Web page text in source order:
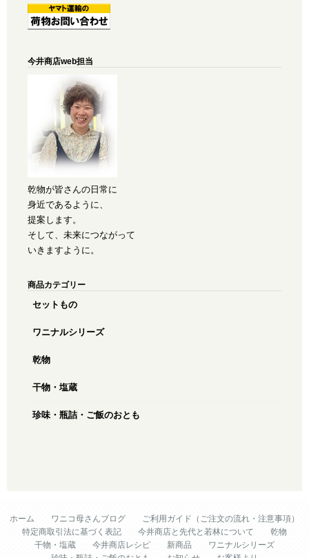
今井商店web担当
乾物が皆さんの日常に
身近であるように、
提案します。
そして、未来につながって
いきますように。
商品カテゴリー
セットもの
ワニナルシリーズ
乾物
干物・塩蔵
珍味・瓶詰・ご飯のおとも
ホーム ワニコ母さんブログ
ご利用ガイド（ご注文の流れ・注意事項）
特定商取引法に基づく表記
今井商店と先代と若林について
乾物
干物・塩蔵
今井商店レシピ 新商品
ワニナルシリーズ